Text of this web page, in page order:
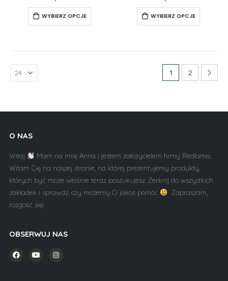
WYBIERZ OPCJE WYBIERZ OPCJE
1 2
O NAS
Witaj
Mam na imię Anna i jestem założycielem firmy Redlama.
Witam Cię na naszej stronie, na której prezentujemy produkty,
których być może właśnie teraz poszukujesz. Zerknij do wszystkich
zakładek i sprawdź, czy możemy Ci jakoś pomóc
Zapraszam,
rozgość się!
OBSERWUJ NAS